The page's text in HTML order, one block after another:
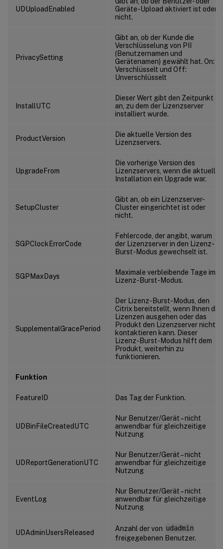
UDUploadEnabled
Geräte-Upload aktiviert ist oder
nicht.
PrivacySetting
Gibt an, ob der Kunde die
Verschlüsselung von PII
(Benutzernamen und
Gerätenamen) gewählt hat. On:
Verschlüsselt und Off:
Unverschlüsselt
InstallUTC
Dieser Wert gibt den Zeitpunkt
an, zu dem der Lizenzserver
installiert wurde.
ProductVersion
Die aktuelle Version des
Lizenzservers.
UpgradeFrom
Die vorherige Version des
Lizenzservers, wenn die aktuelle
Installation ein Upgrade war.
SetupCluster
Gibt an, ob ein Lizenzserver-
Cluster eingerichtet ist oder
nicht.
SGPClockErrorCode
Fehlercode, der angibt, warum
der Lizenzserver in den Lizenz-
Burst-Modus gewechselt ist.
SGPMaxDays
Maximale verbleibende Tage im
Lizenz-Burst-Modus.
SupplementalGracePeriod
Der Lizenz-Burst-Modus, den
Citrix bereitstellt, wenn Ihnen die
Lizenzen ausgehen oder das
Produkt den Lizenzserver nicht
kontaktieren kann. Dieser
Lizenz-Burst-Modus hilft dem
Produkt, weiterhin zu
funktionieren.
Funktion
FeatureID Das Tag der Funktion.
UDBinFileCreatedUTC
Nur Benutzer/Gerät – nicht
anwendbar für gleichzeitige
Nutzung
UDReportGenerationUTC
Nur Benutzer/Gerät – nicht
anwendbar für gleichzeitige
Nutzung
EventLog
Nur Benutzer/Gerät – nicht
anwendbar für gleichzeitige
Nutzung
UDAdminUsersReleased Anzahl der von udadmin
freigegebenen Benutzer.